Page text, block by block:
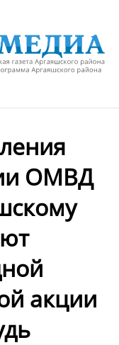
ОМВД
акции